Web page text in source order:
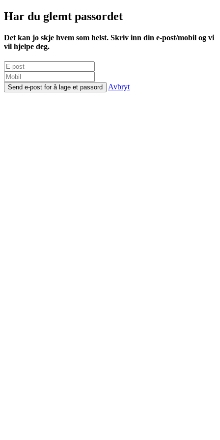
Har du glemt passordet
Det kan jo skje hvem som helst. Skriv inn din e-post/mobil og vi
vil hjelpe deg.
Send e-post for å lage et passord Avbryt